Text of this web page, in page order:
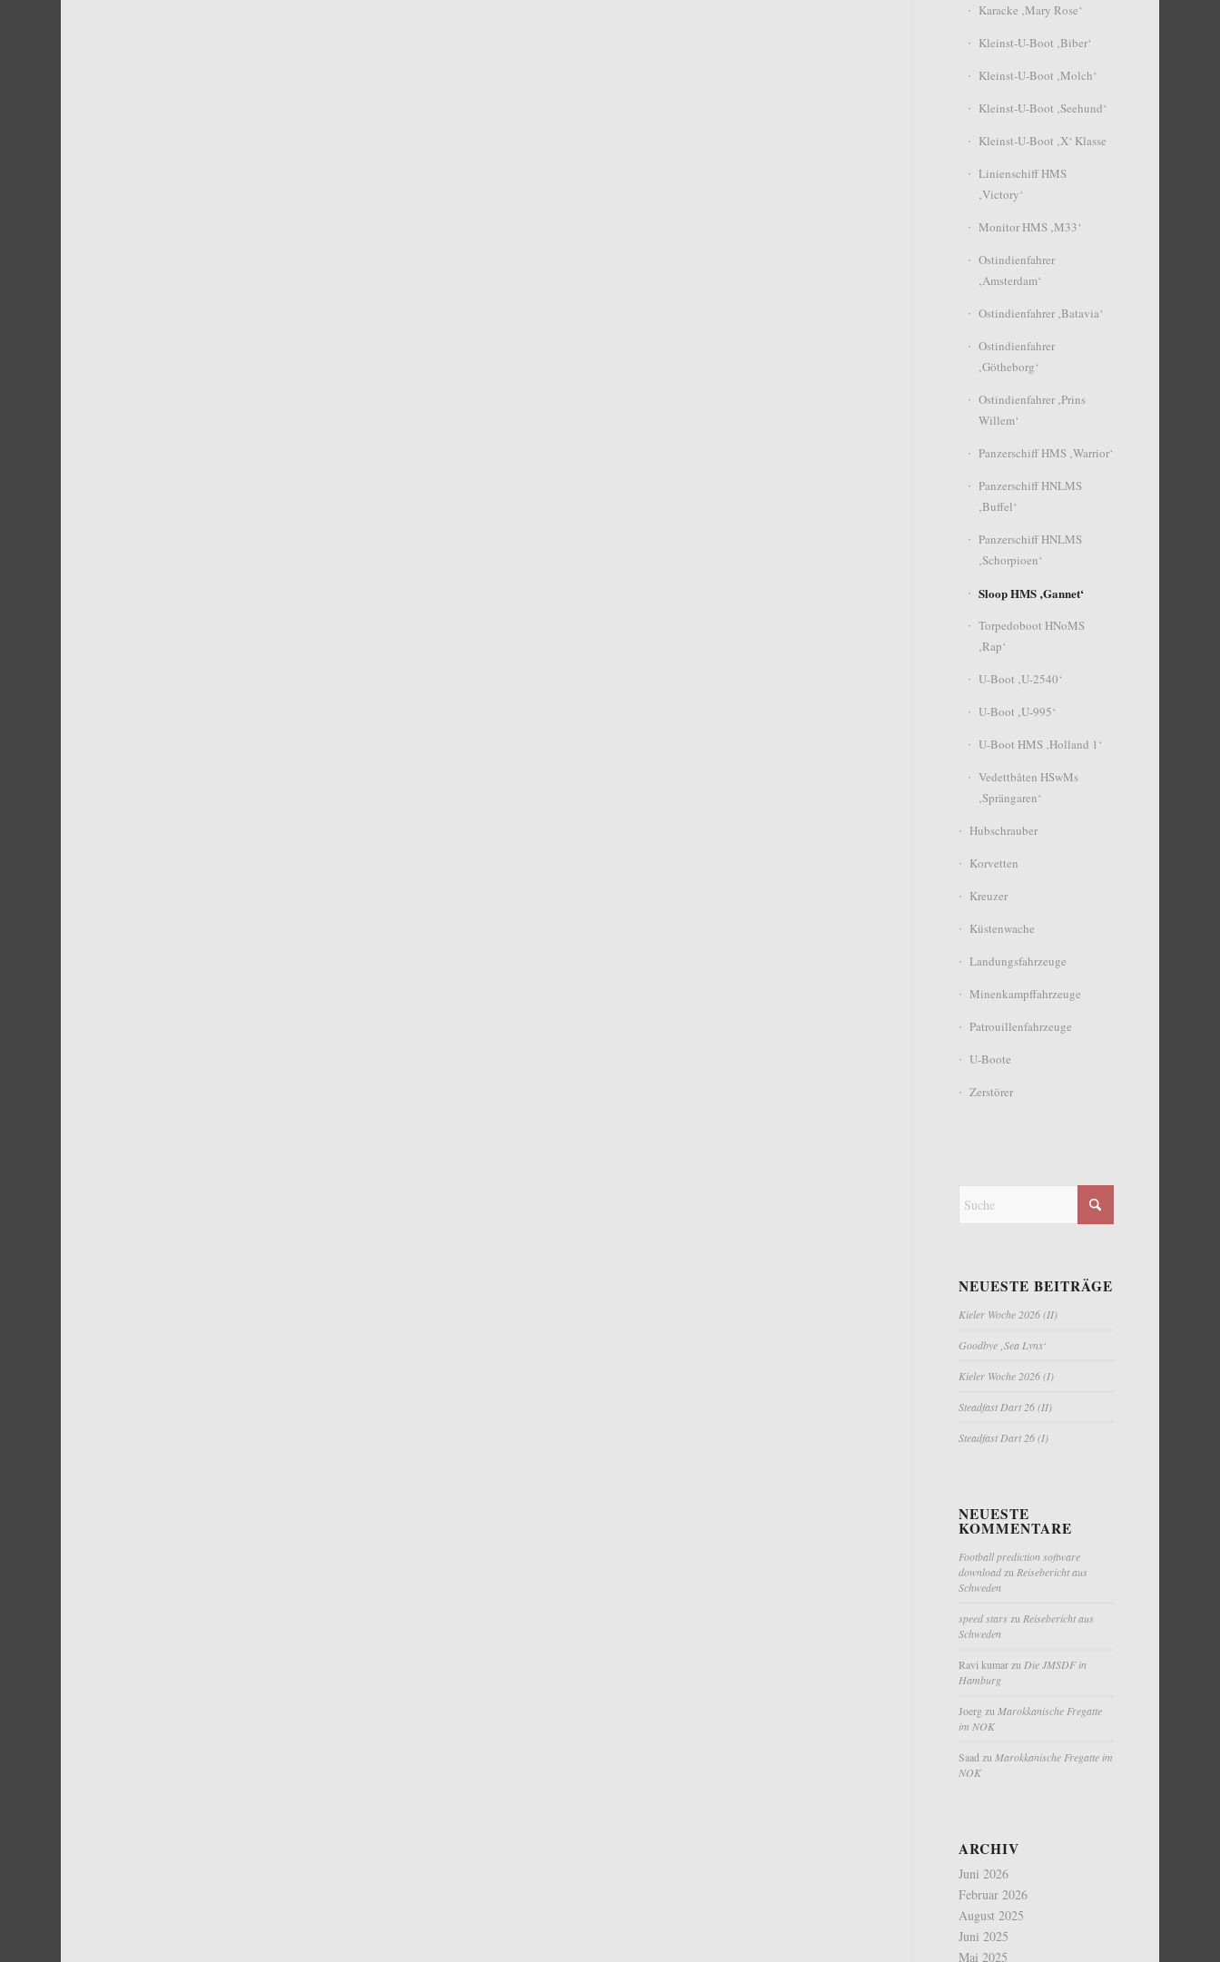
Karacke ‚Mary Rose‘
Kleinst-U-Boot ‚Biber‘
Kleinst-U-Boot ‚Molch‘
Kleinst-U-Boot ‚Seehund‘
Kleinst-U-Boot ‚X‘ Klasse
Linienschiff HMS
‚Victory‘
Monitor HMS ‚M33‘
Ostindienfahrer
‚Amsterdam‘
Ostindienfahrer ‚Batavia‘
Ostindienfahrer
‚Götheborg‘
Ostindienfahrer ‚Prins
Willem‘
Panzerschiff HMS ‚Warrior‘
Panzerschiff HNLMS
‚Buffel‘
Panzerschiff HNLMS
‚Schorpioen‘
Sloop HMS ‚Gannet‘
Torpedoboot HNoMS
‚Rap‘
U-Boot ‚U-2540‘
U-Boot ‚U-995‘
U-Boot HMS ‚Holland 1‘
Vedettbåten HSwMs
‚Sprängaren‘
Hubschrauber
Korvetten
Kreuzer
Küstenwache
Landungsfahrzeuge
Minenkampffahrzeuge
Patrouillenfahrzeuge
U-Boote
Zerstörer
NEUESTE BEITRÄGE
Kieler Woche 2026 (II)
Goodbye ‚Sea Lynx‘
Kieler Woche 2026 (I)
Steadfast Dart 26 (II)
Steadfast Dart 26 (I)
NEUESTE
KOMMENTARE
Football prediction software
downloadzu Reisebericht aus
Schweden
speed stars zu Reisebericht aus
Schweden
Ravi kumarzu Die JMSDF in
Hamburg
Joerg zu Marokkanische Fregatte
im NOK
Saad zu Marokkanische Fregatte im
NOK
ARCHIV
Juni 2026
Februar 2026
August 2025
Juni 2025
Mai 2025